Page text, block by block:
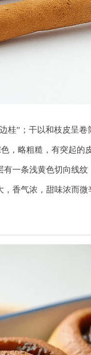
桂”；干以和枝皮呈卷
，略粗糙，有突起的
一条浅黄色切向线
香气浓，甜味浓而微